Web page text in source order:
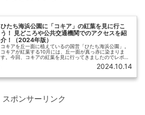
ひたち海浜公園に「コキア」の紅葉を見に行こ
う！ 見どころや公共交通機関でのアクセスを紹
介！（2024年版）
コキアを丘一面に植えているの国営「ひたち海浜公園」。
コキアが紅葉する10月には、丘一面が真っ赤に染まりま
す。今回、コキアの紅葉を見に行ってきましたのでレポー
トします。また、見どころや混雑状況、公共交通機関での
アクセス、おすすめのルートも紹介します。2024.10.14
スポンサーリンク